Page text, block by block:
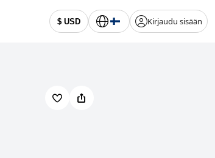
$ USD Kirjaudu sisään